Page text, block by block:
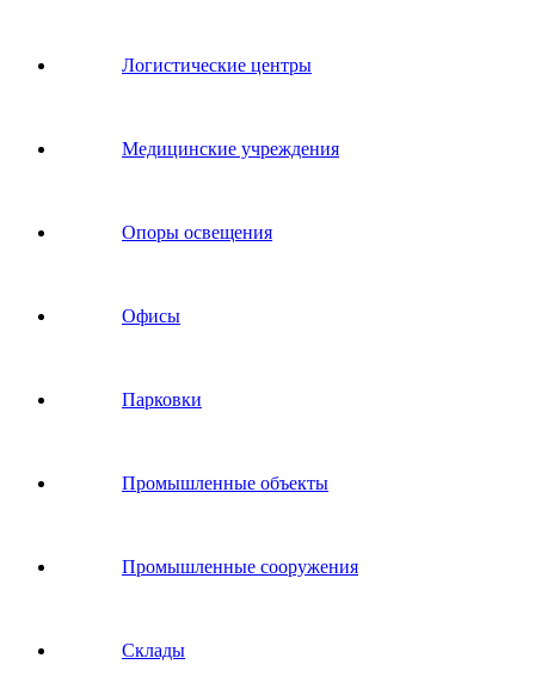
Логистические центры
Медицинские учреждения
Опоры освещения
Офисы
Парковки
Промышленные объекты
Промышленные сооружения
Склады